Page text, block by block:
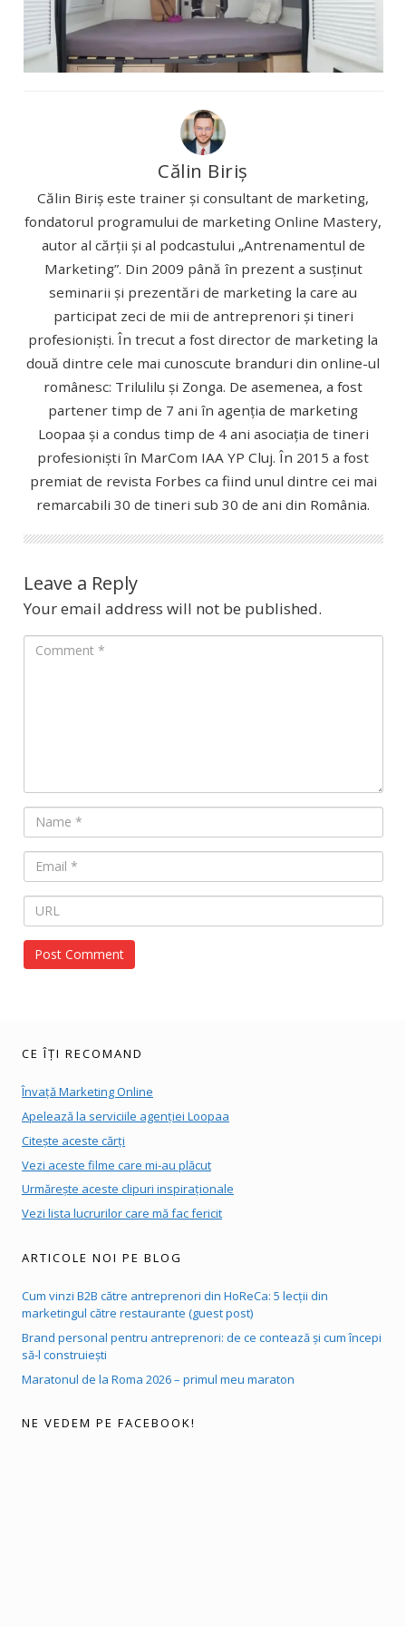
Călin Biriș
Călin Biriș este trainer și consultant de marketing,
fondatorul programului de marketing Online Mastery,
autor al cărții și al podcastului „Antrenamentul de
Marketing”. Din 2009 până în prezent a susținut
seminarii și prezentări de marketing la care au
participat zeci de mii de antreprenori și tineri
profesioniști. În trecut a fost director de marketing la
două dintre cele mai cunoscute branduri din online-ul
românesc: Trilulilu și Zonga. De asemenea, a fost
partener timp de 7 ani în agenția de marketing
Loopaa și a condus timp de 4 ani asociația de tineri
profesioniști în MarCom IAA YP Cluj. În 2015 a fost
premiat de revista Forbes ca fiind unul dintre cei mai
remarcabili 30 de tineri sub 30 de ani din România.
Leave a Reply
Your email address will not be published.
CE ÎȚI RECOMAND
Învață Marketing Online
Apelează la serviciile agenției Loopaa
Citește aceste cărți
Vezi aceste filme care mi-au plăcut
Urmărește aceste clipuri inspiraționale
Vezi lista lucrurilor care mă fac fericit
ARTICOLE NOI PE BLOG
Cum vinzi B2B către antreprenori din HoReCa: 5 lecții din
marketingul către restaurante (guest post)
Brand personal pentru antreprenori: de ce contează și cum începi
să-l construiești
Maratonul de la Roma 2026 – primul meu maraton
NE VEDEM PE FACEBOOK!